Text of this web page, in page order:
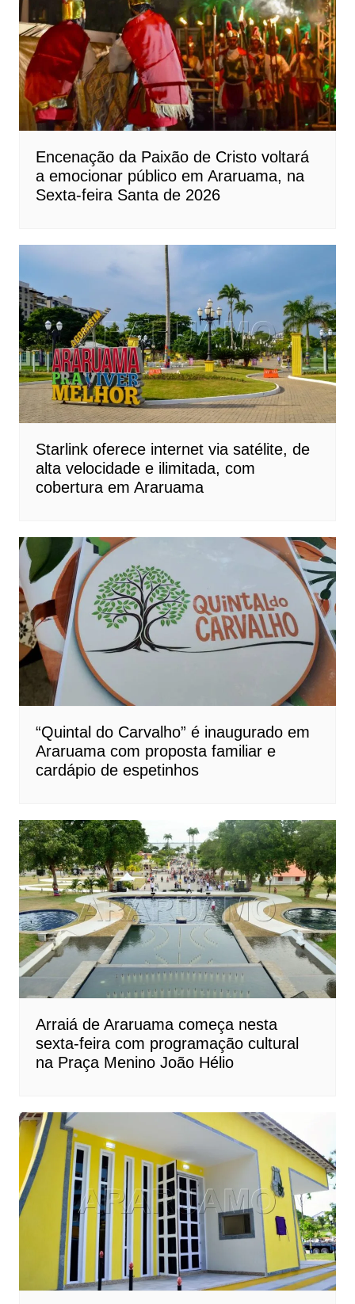
Encenação da Paixão de Cristo voltará
a emocionar público em Araruama, na
Sexta-feira Santa de 2026
Starlink oferece internet via satélite, de
alta velocidade e ilimitada, com
cobertura em Araruama
“Quintal do Carvalho” é inaugurado em
Araruama com proposta familiar e
cardápio de espetinhos
Arraiá de Araruama começa nesta
sexta-feira com programação cultural
na Praça Menino João Hélio